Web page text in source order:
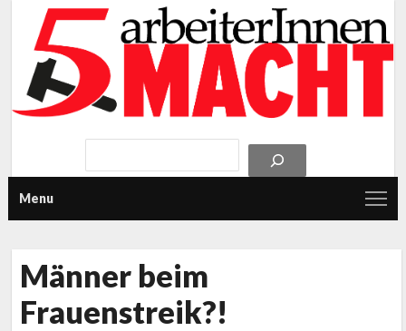
Menu
Männer beim
Frauenstreik?!